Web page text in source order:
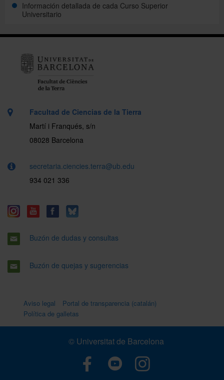
Información detallada de cada Curso Superior
Universitario
Facultad de Ciencias de la Tierra
Martí i Franqués, s/n
08028 Barcelona
secretaria.ciencies.terra@ub.edu
934 021 336
Buzón de dudas y consultas
Buzón de quejas y sugerencias
Aviso legal
Portal de transparencia (catalán)
Política de galletas
© Universitat de Barcelona